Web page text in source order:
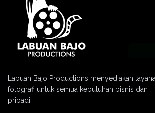
Labuan Bajo Productions menyediakan
fotografi untuk semua kebutuhan bisnis dan
pribadi.